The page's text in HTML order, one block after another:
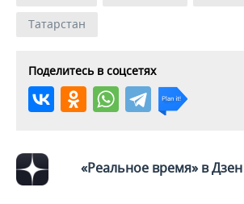
Татарстан
Поделитесь в соцсетях
«Реальное время» в Дзен